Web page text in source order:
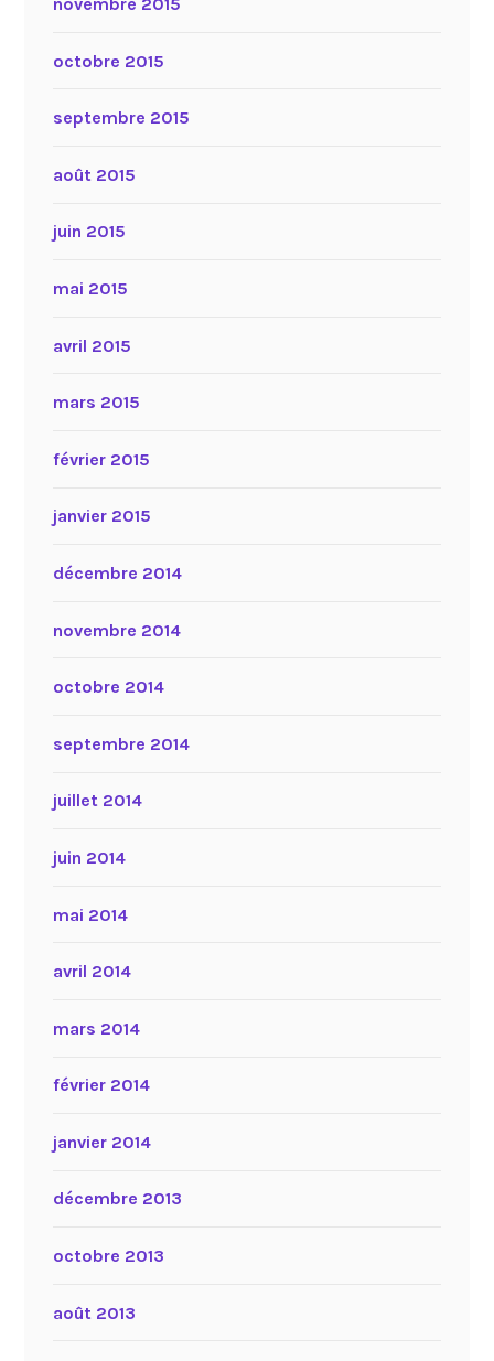
octobre 2015
septembre 2015
août 2015
juin 2015
mai 2015
avril 2015
mars 2015
février 2015
janvier 2015
décembre 2014
novembre 2014
octobre 2014
septembre 2014
juillet 2014
juin 2014
mai 2014
avril 2014
mars 2014
février 2014
janvier 2014
décembre 2013
octobre 2013
août 2013